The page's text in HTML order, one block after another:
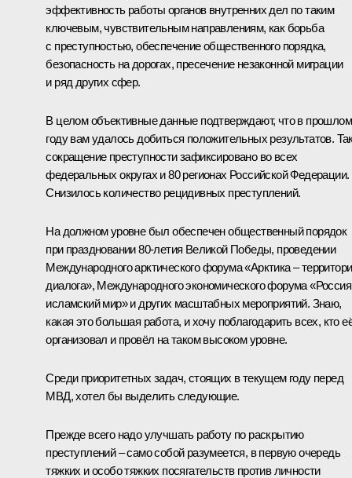
эффективность работы органов внутренних дел по таким
ключевым, чувствительным направлениям, как борьба
с преступностью, обеспечение общественного порядка,
безопасность на дорогах, пресечение незаконной миграции
и ряд других сфер.
В целом объективные данные подтверждают, что в прошлом
году вам удалось добиться положительных результатов.
сокращение преступности зафиксировано во всех
федеральных округах и 80 регионах Российской Федерации.
Снизилось количество рецидивных преступлений.
На должном уровне был обеспечен общественный порядок
при праздновании 80-летия Великой Победы, проведении
Международного арктического форума «Арктика –
диалога», Международного экономического форума
исламский мир» и других масштабных мероприятий. Знаю,
какая это большая работа, и хочу поблагодарить всех, кто
организовал и провёл на таком высоком уровне.
Среди приоритетных задач, стоящих в текущем году перед
МВД, хотел бы выделить следующие.
Прежде всего надо улучшать работу по раскрытию
преступлений – само собой разумеется, в первую очередь
тяжких и особо тяжких посягательств против личности